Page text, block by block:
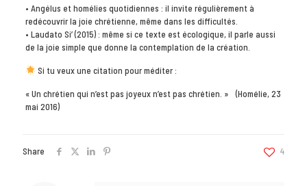
• Angélus et homélies quotidiennes : il invite régulièrement à
redécouvrir la joie chrétienne, même dans les difficultés.
• Laudato Si’ (2015) : même si ce texte est écologique, il parle aussi
de la joie simple que donne la contemplation de la création.
Si tu veux une citation pour méditer :
« Un chrétien qui n’est pas joyeux n’est pas chrétien. » (Homélie, 23
mai 2016)
Share 4